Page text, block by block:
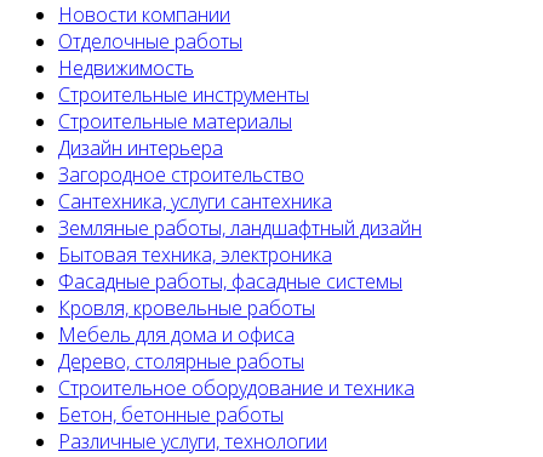
Новости компании
Отделочные работы
Недвижимость
Строительные инструменты
Строительные материалы
Дизайн интерьера
Загородное строительство
Сантехника, услуги сантехника
Земляные работы, ландшафтный дизайн
Бытовая техника, электроника
Фасадные работы, фасадные системы
Кровля, кровельные работы
Мебель для дома и офиса
Дерево, столярные работы
Строительное оборудование и техника
Бетон, бетонные работы
Различные услуги, технологии